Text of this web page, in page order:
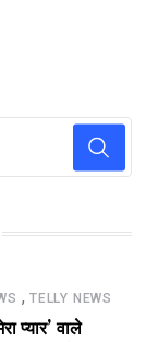
, TELLY NEWS
प्यार’ वाले